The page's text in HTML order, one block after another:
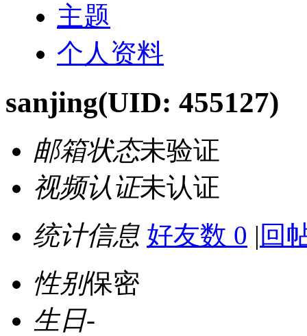
主题
个人资料
sanjing(UID: 455127)
邮箱状态未验证
视频认证未认证
统计信息 好友数 0 | 回
性别保密
生日-